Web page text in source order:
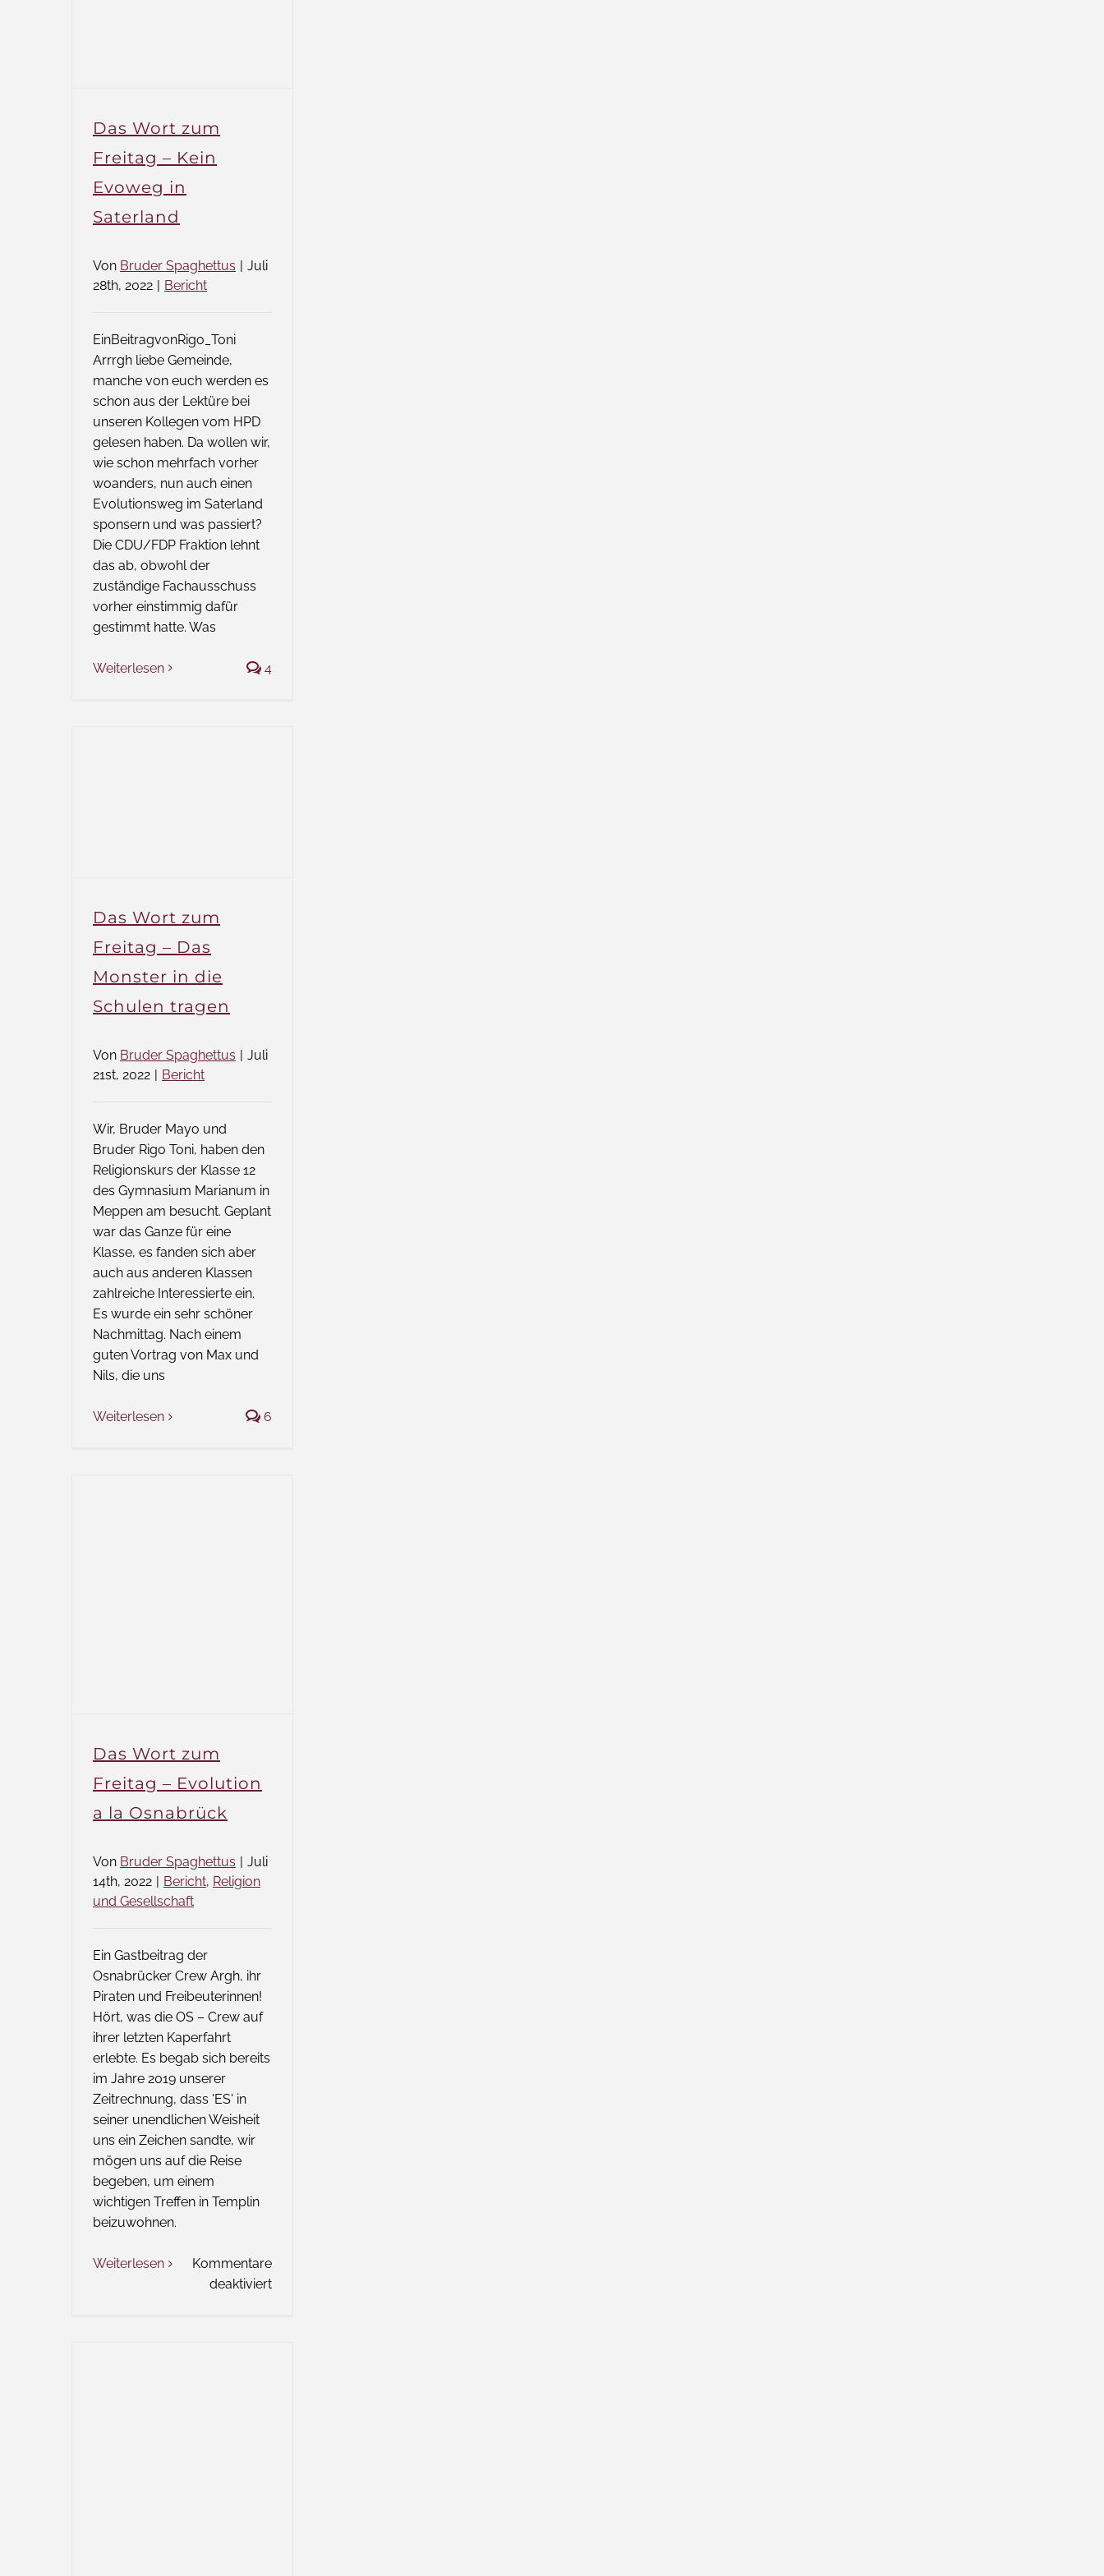
Das Wort zum
Freitag – Kein
Evoweg in
Saterland
Von Bruder Spaghettus | Juli
28th, 2022 | Bericht
EinBeitragvonRigo_Toni
Arrrgh liebe Gemeinde,
manche von euch werden es
schon aus der Lektüre bei
unseren Kollegen vom HPD
gelesen haben. Da wollen wir,
wie schon mehrfach vorher
woanders, nun auch einen
Evolutionsweg im Saterland
sponsern und was passiert?
Die CDU/FDP Fraktion lehnt
das ab, obwohl der
zuständige Fachausschuss
vorher einstimmig dafür
gestimmt hatte. Was
Weiterlesen 4
Das Wort zum
Freitag – Das
Monster in die
Schulen tragen
Von Bruder Spaghettus | Juli
21st, 2022 | Bericht
Wir, Bruder Mayo und
Bruder Rigo Toni, haben den
Religionskurs der Klasse 12
des Gymnasium Marianum in
Meppen am besucht. Geplant
war das Ganze für eine
Klasse, es fanden sich aber
auch aus anderen Klassen
zahlreiche Interessierte ein.
Es wurde ein sehr schöner
Nachmittag. Nach einem
guten Vortrag von Max und
Nils, die uns
Weiterlesen 6
Das Wort zum
Freitag – Evolution
a la Osnabrück
Von Bruder Spaghettus
Juli
14th, 2022
Bericht, Religion
und Gesellschaft
Ein Gastbeitrag der
Osnabrücker Crew Argh, ihr
Piraten und Freibeuterinnen!
Hört, was die OS – Crew auf
ihrer letzten Kaperfahrt
erlebte. Es begab sich bereits
im Jahre 2019 unserer
Zeitrechnung, dass 'ES' in
seiner unendlichen Weisheit
uns ein Zeichen sandte, wir
mögen uns auf die Reise
begeben, um einem
wichtigen Treffen in Templin
beizuwohnen.
Weiterlesen
Kommentare
deaktiviertfür